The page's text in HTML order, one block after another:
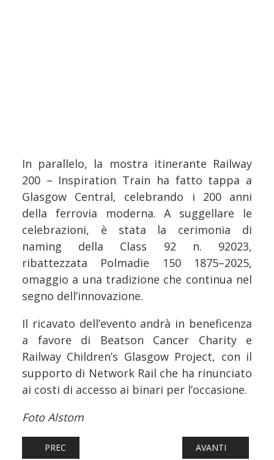
In parallelo, la mostra itinerante Railway
200 – Inspiration Train ha fatto tappa a
Glasgow Central, celebrando i 200 anni
della ferrovia moderna. A suggellare le
celebrazioni, è stata la cerimonia di
naming della Class 92 n. 92023,
ribattezzata Polmadie 150 1875–2025,
omaggio a una tradizione che continua nel
segno dell’innovazione.
Il ricavato dell’evento andrà in beneficenza
a favore di Beatson Cancer Charity e
Railway Children’s Glasgow Project, con il
supporto di Network Rail che ha rinunciato
ai costi di accesso ai binari per l’occasione.
Foto Alstom
ARTICOLO PRECEDENTE: FERROVIE: NUOVI CARRI SGNS
PREC ARTICOLO
AVANTI